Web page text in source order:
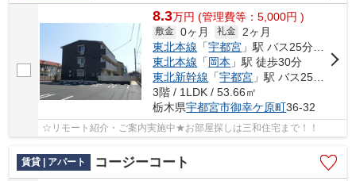
8.3万円 (管理費等：5,000円 )
敷金 0ヶ月 礼金
2ヶ月
東北本線 「宇都宮 」駅 バス25分 「御幸ヶ原児童公園前」 停歩5分
東北本線 「岡本 」駅 徒歩30分
東北新幹線 「宇都宮 」駅 バス25分 「御幸ヶ原児童公園前」 停歩5分
3階 / 1LDK / 53.66㎡
栃木県宇都宮市御幸ケ原町36-32
☆リモート紹介・ご案内実施中★お部屋探しは三和住宅まで！！
賃貸 | アパート コージーコート